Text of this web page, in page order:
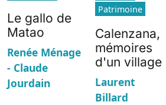
Le gallo de
Matao
Renée Ménage
- Claude
Jourdain
Patrimoine
Calenzana,
mémoires
d'un village
Laurent
Billard